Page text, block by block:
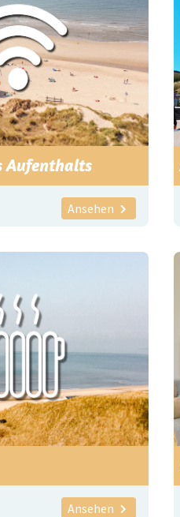
Aufenthalts
Ansehen
Ansehen